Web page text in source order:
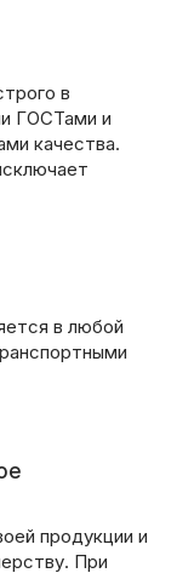
в
ГОСТами и
качества.
в любой
продукции и
При